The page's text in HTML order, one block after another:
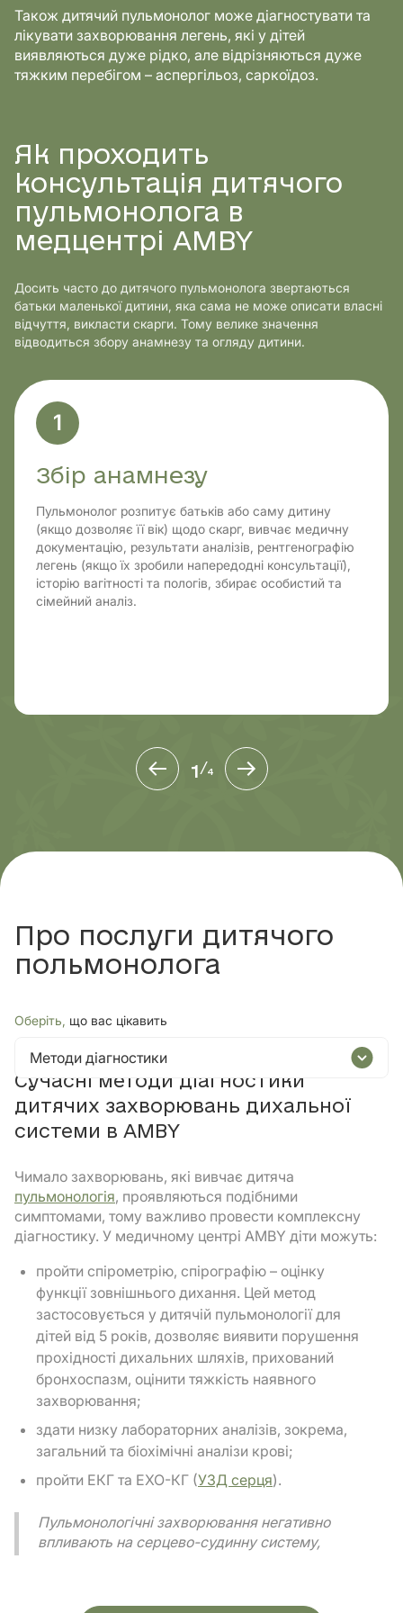
Також дитячий пульмонолог може діагностувати та
лікувати захворювання легень, які у дітей
виявляються дуже рідко, але відрізняються дуже
тяжким перебігом – аспергільоз, саркоїдоз.
Як проходить
консультація дитячого
пульмонолога в
медцентрі AMBY
Досить часто до дитячого пульмонолога звертаються
батьки маленької дитини, яка сама не може описати власні
відчуття, викласти скарги. Тому велике значення
відводиться збору анамнезу та огляду дитини.
1
Збір анамнезу
Пульмонолог розпитує батьків або саму дитину
(якщо дозволяє її вік) щодо скарг, вивчає медичну
документацію, результати аналізів, рентгенографію
легень (якщо їх зробили напередодні консультації),
історію вагітності та пологів, збирає особистий та
сімейний аналіз.
1/4
Про послуги дитячого
польмонолога
Оберіть, що вас цікавить
Методи діагностики
Сучасні методи діагностики
дитячих захворювань дихальної
системи в AMBY
Чимало захворювань, які вивчає дитяча
пульмонологія, проявляються подібними
симптомами, тому важливо провести комплексну
діагностику. У медичному центрі AMBY діти можуть:
пройти спірометрію, спірографію – оцінку
функції зовнішнього дихання. Цей метод
застосовується у дитячій пульмонології для
дітей від 5 років, дозволяє виявити порушення
прохідності дихальних шляхів, прихований
бронхоспазм, оцінити тяжкість наявного
захворювання;
здати низку лабораторних аналізів, зокрема,
загальний та біохімічні аналізи крові;
пройти ЕКГ та ЕХО-КГ (УЗД серця).
Пульмонологічні захворювання негативно
впливають на серцево-судинну систему,
захворювання маскуються під хвороби